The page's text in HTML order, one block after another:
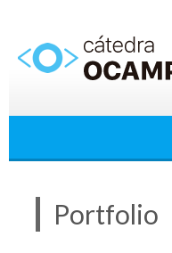
contenido
Portfolio